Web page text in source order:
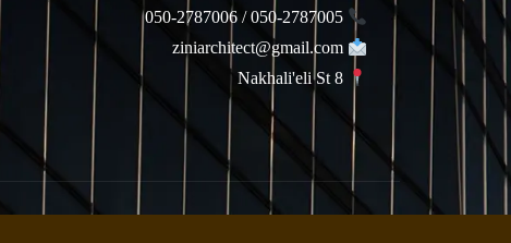
050-2787005 / 050-2787006
ziniarchitect@gmail.com
Nakhali'eli St 8